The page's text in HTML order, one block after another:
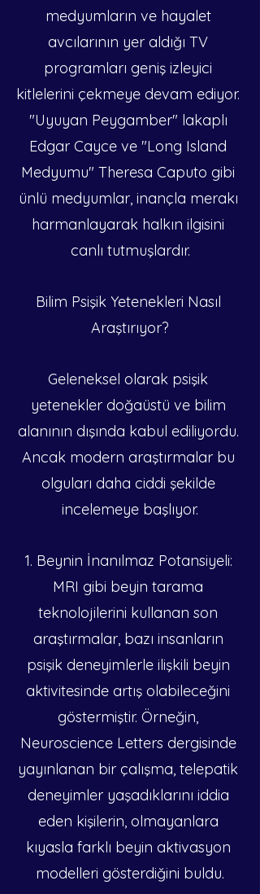
medyumların ve hayalet
avcılarının yer aldığı TV
programları geniş izleyici
kitlelerini çekmeye devam ediyor.
"Uyuyan Peygamber" lakaplı
Edgar Cayce ve "Long Island
Medyumu" Theresa Caputo gibi
ünlü medyumlar, inançla merakı
harmanlayarak halkın ilgisini
canlı tutmuşlardır.
Bilim Psişik Yetenekleri Nasıl
Araştırıyor?
Geleneksel olarak psişik
yetenekler doğaüstü ve bilim
alanının dışında kabul ediliyordu.
Ancak modern araştırmalar bu
olguları daha ciddi şekilde
incelemeye başlıyor.
1. Beynin İnanılmaz Potansiyeli:
MRI gibi beyin tarama
teknolojilerini kullanan son
araştırmalar, bazı insanların
psişik deneyimlerle ilişkili beyin
aktivitesinde artış olabileceğini
göstermiştir. Örneğin,
Neuroscience Letters dergisinde
yayınlanan bir çalışma, telepatik
deneyimler yaşadıklarını iddia
eden kişilerin, olmayanlara
kıyasla farklı beyin aktivasyon
modelleri gösterdiğini buldu.